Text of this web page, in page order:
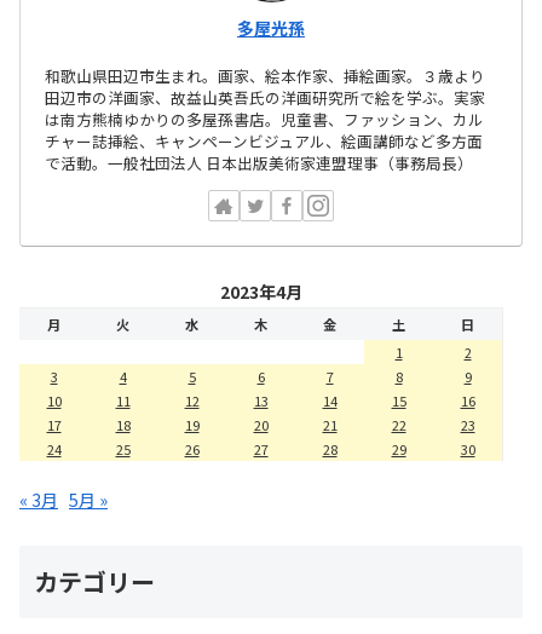
多屋光孫
和歌山県田辺市生まれ。画家、絵本作家、挿絵画家。３歳より
田辺市の洋画家、故益山英吾氏の洋画研究所で絵を学ぶ。実家
は南方熊楠ゆかりの多屋孫書店。児童書、ファッション、カル
チャー誌挿絵、キャンペーンビジュアル、絵画講師など多方面
で活動。一般社団法人 日本出版美術家連盟理事（事務局長）
2023年4月
月 火 水 木 金 土
日
1
2
3
4 5 6 7 8
9
10
11 12 13 14 15
16
17
18 19 20 21 22
23
24
25 26 27 28 29 30
« 3月 5月 »
カテゴリー